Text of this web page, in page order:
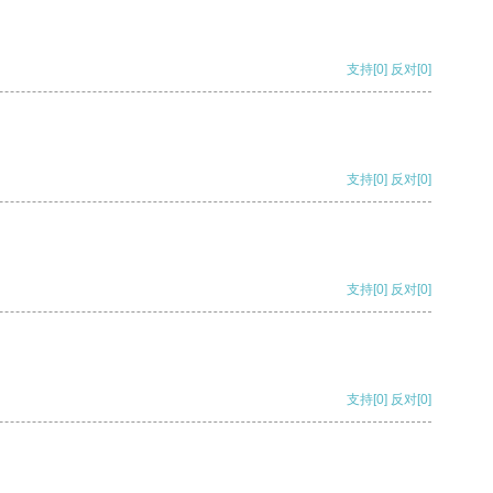
支持[0] 反对[0]
支持[0] 反对[0]
支持[0] 反对[0]
支持[0] 反对[0]